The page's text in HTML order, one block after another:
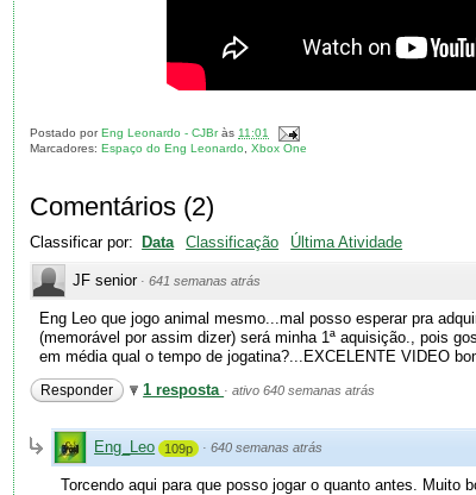
Postado porEng Leonardo - CJBràs11:01
Marcadores:Espaço do Eng Leonardo ,Xbox One
Comentários (2)
Classificar por: Data Classificação Última Atividade
JF senior ·641 semanas atrás
Eng Leo que jogo animal mesmo...mal posso esperar pra
(memorável por assim dizer) será minha 1ª aquisição., pois
em média qual o tempo de jogatina?...EXCELENTE VIDEO
Responder 1 resposta ·ativo 640 semanas atrás
Eng_Leo 109p ·640 semanas atrás
Torcendo aqui para que posso jogar o quanto antes. Muito